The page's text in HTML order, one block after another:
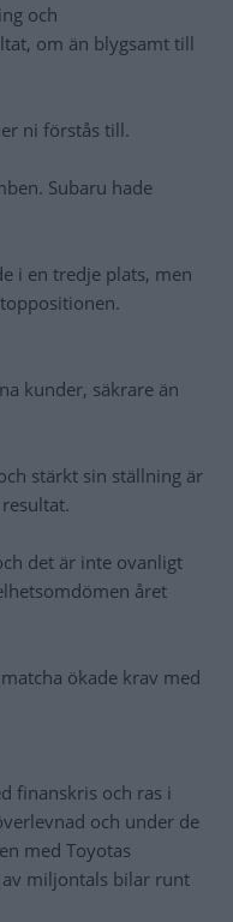
och
om än blygsamt till
ni förstås till.
Subaru hade
i en tredje plats, men
kunder, säkrare än
stärkt sin ställning är
det är inte ovanligt
året
ökade krav med
finanskris och ras i
och under de
med Toyotas
miljontals bilar runt